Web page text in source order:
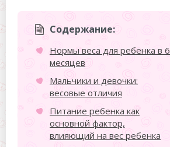
Содержание:
Нормы веса для ребенка в 6
месяцев
Мальчики и девочки:
весовые отличия
Питание ребенка как
основной фактор,
влияющий на вес ребенка